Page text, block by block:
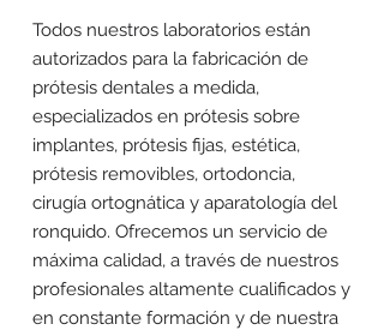
Todos nuestros laboratorios están
autorizados para la fabricación de
prótesis dentales a medida,
especializados en prótesis sobre
implantes, prótesis fijas, estética,
prótesis removibles, ortodoncia,
cirugía ortognática y aparatología del
ronquido. Ofrecemos un servicio de
máxima calidad, a través de nuestros
profesionales altamente cualificados y
en constante formación y de nuestra